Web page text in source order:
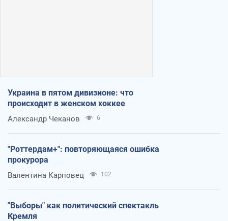
Украина в пятом дивизионе: что
происходит в женском хоккее
Александр Чеканов 6
"Роттердам+": повторяющаяся ошибка
прокурора
Валентина Карповец 102
"Выборы" как политический спектакль
Кремля